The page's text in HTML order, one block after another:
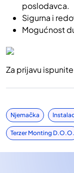
poslodavca.
Sigurna i
Mogućnost
Za prijavu
Njemačka
Terzer Monting D.o.o.